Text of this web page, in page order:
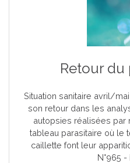
Retour du
Situation sanitaire avril/
son retour dans les
autopsies réalisées par
tableau parasitaire où le
caillette font leur
N°965 -